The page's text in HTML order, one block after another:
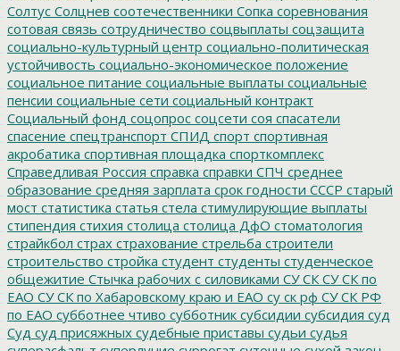
Солтус Солцнев соотечественники Сопка соревнования
сотовая связь сотрудничество соцвыплаты соцзащита
социально-культурный центр социально-политическая
устойчивость социально-экономическое положение
социальное питание социальные выплаты социальные
пенсии социальные сети социальный контракт
Социальный фонд соцопрос соцсети соя спасатели
спасение спецтранспорт СПИД спорт спортивная
акробатика спортивная площадка спорткомплекс
Справедливая Россия справка справки СПЧ среднее
образование средняя зарплата срок годности СССР старый
мост статистика статья стела стимулирующие выплаты
стипендия стихия столица столица ДфО стоматология
страйкбол страх страхование стрельба строители
строительство стройка студент студенты студенческое
общежитие Стычка рабочих с силовиками СУ СК СУ СК по
ЕАО СУ СК по Хабаровскому краю и ЕАО су ск рф СУ СК РФ
по ЕАО субботнее чтиво субботник субсидии субсидия суд
Суд суд присяжных судебные приставы судьи судья